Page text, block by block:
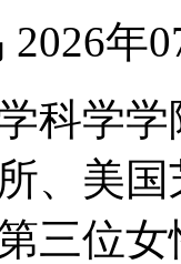
年
科学
、美
三位女